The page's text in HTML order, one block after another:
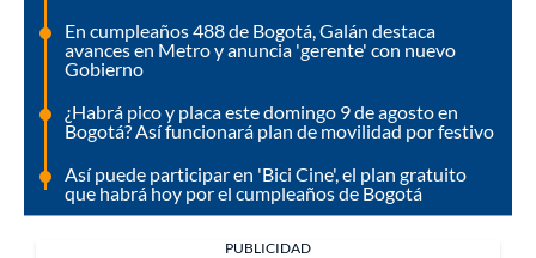
En cumpleaños 488 de Bogotá, Galán destaca
avances en Metro y anuncia 'gerente' con nuevo
Gobierno
¿Habrá pico y placa este domingo 9 de agosto en
Bogotá? Así funcionará plan de movilidad por festivo
Así puede participar en 'Bici Cine', el plan gratuito
que habrá hoy por el cumpleaños de Bogotá
PUBLICIDAD